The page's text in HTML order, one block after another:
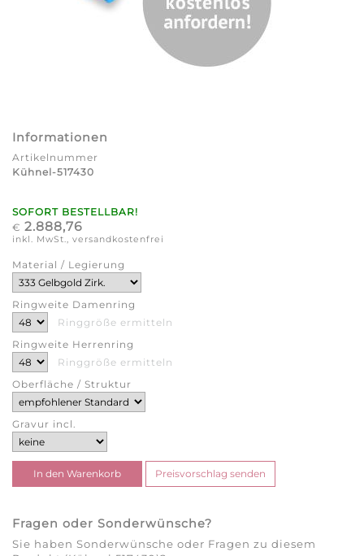
Informationen
Artikelnummer
Kühnel-517430
SOFORT BESTELLBAR!
€ 2.888,76
inkl. MwSt., versandkostenfrei
Material / Legierung
Ringweite Damenring
Ringgröße ermitteln
Ringweite Herrenring
Ringgröße ermitteln
Oberfläche / Struktur
Gravur incl.
Fragen oder Sonderwünsche?
Sie haben Sonderwünsche oder Fragen zu diesem